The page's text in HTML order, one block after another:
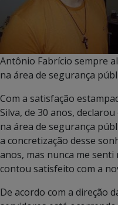
Antônio Fabrício sempre
na área de segurança
Com a satisfação
Silva, de 30 anos,
na área de segurança
a concretização desse
anos, mas nunca me senti
contou satisfeito com a
De acordo com a direção